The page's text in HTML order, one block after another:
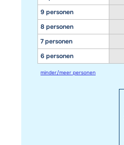
9 personen
8 personen
7 personen
6 personen
minder/meer personen